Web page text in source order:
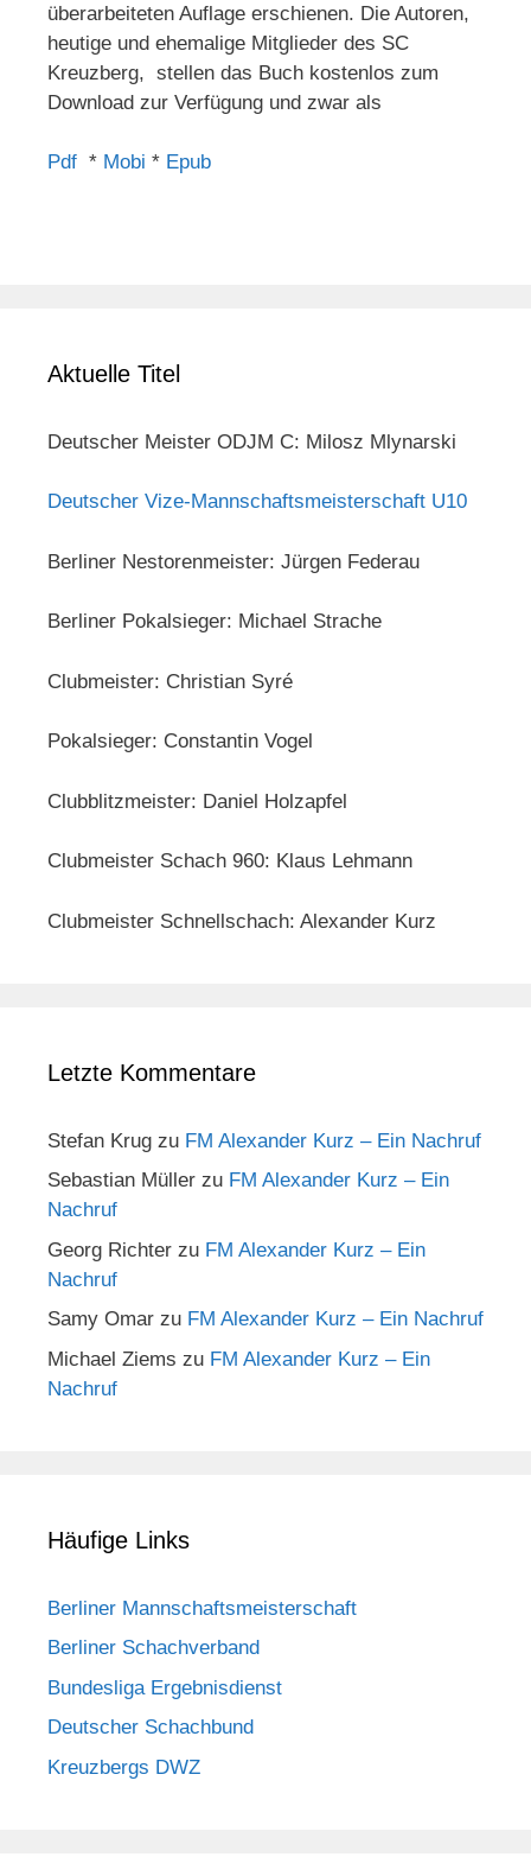
überarbeiteten Auflage erschienen. Die Autoren,
heutige und ehemalige Mitglieder des SC
Kreuzberg, stellen das Buch kostenlos zum
Download zur Verfügung und zwar als
Pdf * Mobi * Epub
Aktuelle Titel
Deutscher Meister ODJM C: Milosz Mlynarski
Deutscher Vize-Mannschaftsmeisterschaft U10
Berliner Nestorenmeister: Jürgen Federau
Berliner Pokalsieger: Michael Strache
Clubmeister: Christian Syré
Pokalsieger: Constantin Vogel
Clubblitzmeister: Daniel Holzapfel
Clubmeister Schach 960: Klaus Lehmann
Clubmeister Schnellschach: Alexander Kurz
Letzte Kommentare
Stefan Krug zu FM Alexander Kurz – Ein Nachruf
Sebastian Müller zu FM Alexander Kurz – Ein
Nachruf
Georg Richter zu FM Alexander Kurz – Ein
Nachruf
Samy Omar zu FM Alexander Kurz – Ein Nachruf
Michael Ziems zu FM Alexander Kurz – Ein
Nachruf
Häufige Links
Berliner Mannschaftsmeisterschaft
Berliner Schachverband
Bundesliga Ergebnisdienst
Deutscher Schachbund
Kreuzbergs DWZ